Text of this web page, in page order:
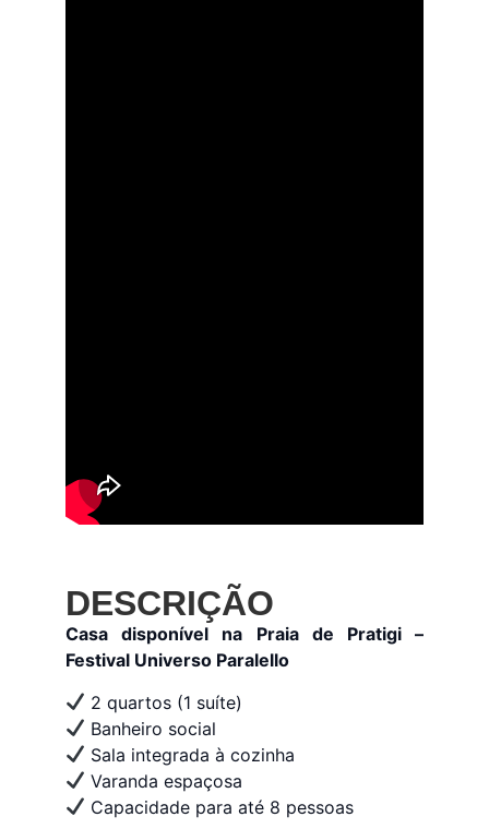
DESCRIÇÃO
Casa disponível na Praia de Pratigi –
Festival Universo Paralello
2 quartos (1 suíte)
Banheiro social
Sala integrada à cozinha
Varanda espaçosa
Capacidade para até 8 pessoas